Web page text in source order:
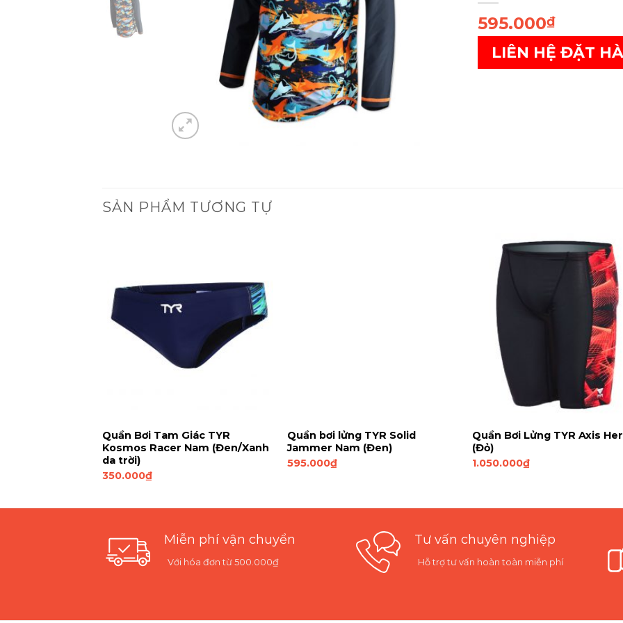
595.000₫
LIÊN HỆ ĐẶT
SẢN PHẨM TƯƠNG TỰ
Quần Bơi Tam Giác TYR
Kosmos Racer Nam (Đen/Xanh
da trời)
350.000₫
Quần bơi lửng TYR Solid
Jammer Nam (Đen)
595.000₫
Quần Bơi Lửng TYR Axis
(Đỏ)
1.050.000₫
Miễn phí vận chuyển
Với hóa đơn từ 500.000₫
Tư vấn chuyên nghiệp
Hỗ trợ tư vấn hoàn toàn miễn phí